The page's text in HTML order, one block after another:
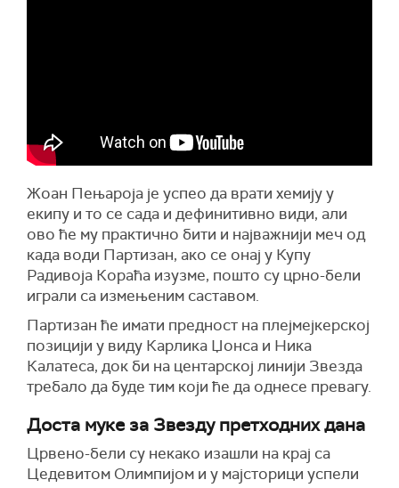
Жоан Пењароја је успео да врати хемију у
екипу и то се сада и дефинитивно види, али
ово ће му практично бити и најважнији меч од
када води Партизан, ако се онај у Купу
Радивоја Кораћа изузме, пошто су црно-бели
играли са измењеним саставом.
Партизан ће имати предност на плејмејкерској
позицији у виду Карлика Џонса и Ника
Калатеса, док би на центарској линији Звезда
требало да буде тим који ће да однесе превагу.
Доста муке за Звезду претходних дана
Црвено-бели су некако изашли на крај са
Цедевитом Олимпијом и у мајсторици успели